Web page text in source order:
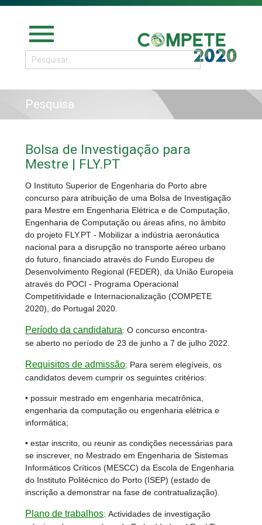
menu
Pesquisa
Bolsa de Investigação para
Mestre | FLY.PT
O Instituto Superior de Engenharia do Porto abre
concurso para atribuição de uma Bolsa de Investigação
para Mestre em Engenharia Elétrica e de Computação,
Engenharia de Computação ou áreas afins, no âmbito
do projeto FLY.PT - Mobilizar a indústria aeronáutica
nacional para a disrupção no transporte aéreo urbano
do futuro, financiado através do Fundo Europeu de
Desenvolvimento Regional (FEDER), da União Europeia
através do POCI - Programa Operacional
Competitividade e Internacionalização (COMPETE
2020), do Portugal 2020.
Período da candidatura: O concurso encontra-
se aberto no período de 23 de junho a 7 de julho 2022.
Requisitos de admissão: Para serem elegíveis, os
candidatos devem cumprir os seguintes critérios:
• possuir mestrado em engenharia mecatrônica,
engenharia da computação ou engenharia elétrica e
informática;
• estar inscrito, ou reunir as condições necessárias para
se inscrever, no Mestrado em Engenharia de Sistemas
Informáticos Críticos (MESCC) da Escola de Engenharia
do Instituto Politécnico do Porto (ISEP) (estado de
inscrição a demonstrar na fase de contratualização).
Plano de trabalhos:Actividades de investigação